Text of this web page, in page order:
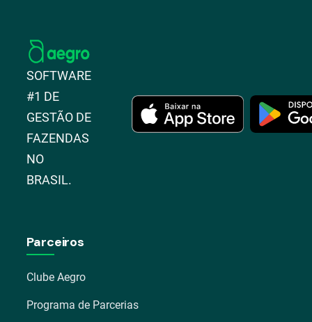
SOFTWARE
#1 DE
GESTÃO DE
FAZENDAS
NO
BRASIL.
Parceiros
Clube Aegro
Programa de Parcerias